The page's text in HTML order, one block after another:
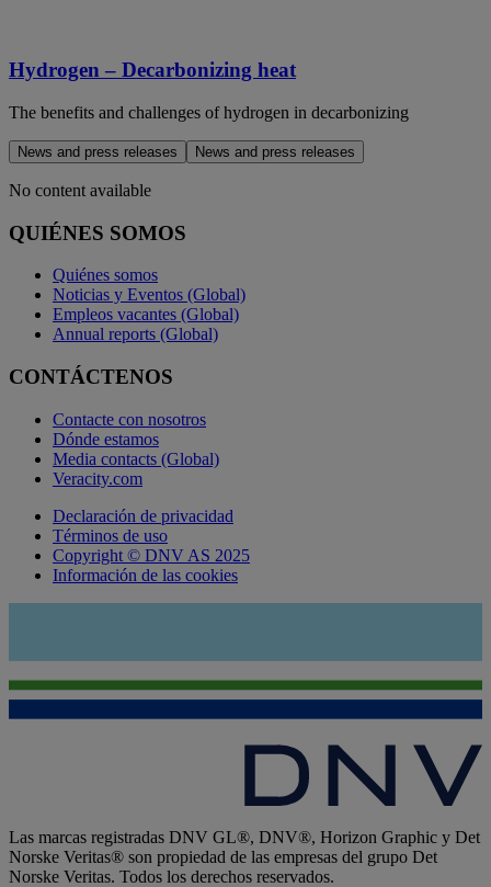
Hydrogen – Decarbonizing heat
The benefits and challenges of hydrogen in decarbonizing
News and press releases News and press releases
No content available
QUIÉNES SOMOS
Quiénes somos
Noticias y Eventos (Global)
Empleos vacantes (Global)
Annual reports (Global)
CONTÁCTENOS
Contacte con nosotros
Dónde estamos
Media contacts (Global)
Veracity.com
Declaración de privacidad
Términos de uso
Copyright © DNV AS 2025
Información de las cookies
Las marcas registradas DNV GL®, DNV®, Horizon Graphic y Det
Norske Veritas® son propiedad de las empresas del grupo Det
Norske Veritas. Todos los derechos reservados.